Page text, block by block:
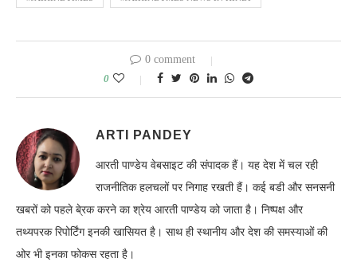
0 comment
0
ARTI PANDEY
आरती पाण्डेय वेबसाइट की संपादक हैं। यह देश में चल रही
राजनीतिक हलचलों पर निगाह रखती हैं। कई बडी और सनसनी
खबरों को पहले बे्रक करने का श्रेय आरती पाण्डेय को जाता है। निष्पक्ष और
तथ्यपरक रिपोर्टिंग इनकी खासियत है। साथ ही स्थानीय और देश की समस्याओं की
ओर भी इनका फोकस रहता है।